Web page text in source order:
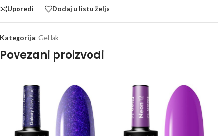
Uporedi Dodaj u listu želja
Kategorija: Gel lak
Povezani proizvodi